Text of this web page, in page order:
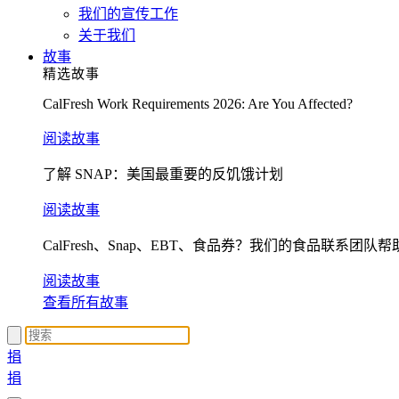
我们的宣传工作
关于我们
故事
精选故事
CalFresh Work Requirements 2026: Are You Affected?
阅读故事
了解 SNAP：美国最重要的反饥饿计划
阅读故事
CalFresh、Snap、EBT、食品券？我们的食品联系团队帮
阅读故事
查看所有故事
捐
捐